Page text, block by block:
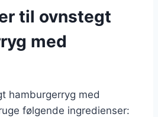
til ovnstegt
med
hamburgerryg med
følgende ingredienser: